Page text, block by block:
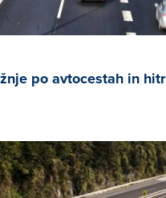
po avtocestah in